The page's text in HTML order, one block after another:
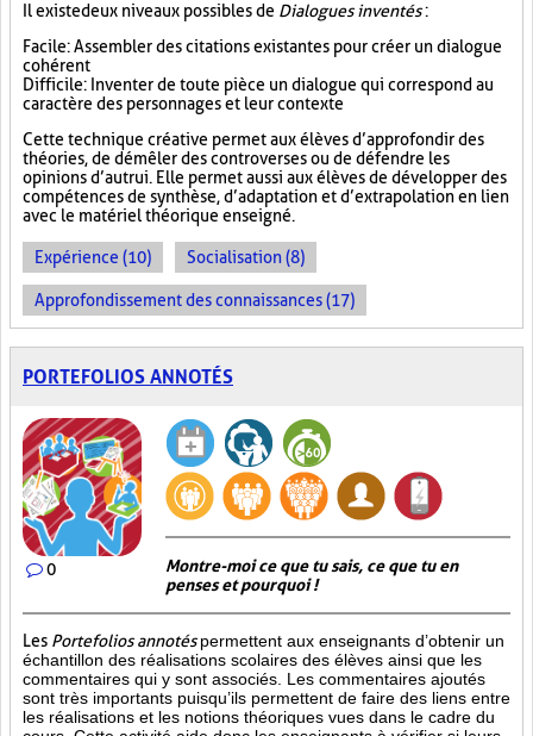
Il existe deux niveaux possibles de Dialogues inventés:
Facile : Assembler des citations existantes pour créer un dialogue
cohérent
Difficile : Inventer de toute pièce un dialogue qui correspond au
caractère des personnages et leur contexte
Cette technique créative permet aux élèves d’approfondir des
théories, de démêler des controverses ou de défendre les
opinions d’autrui. Elle permet aussi aux élèves de développer des
compétences de synthèse, d’adaptation et d’extrapolation en lien
avec le matériel théorique enseigné.
Expérience (10) Socialisation (8)
Approfondissement des connaissances (17)
PORTEFOLIOS ANNOTÉS
0
Montre-moi ce que tu sais, ce que tu en
penses et pourquoi !
Les Portefolios annotés permettent aux enseignants d’obtenir un
échantillon des réalisations scolaires des élèves ainsi que les
commentaires qui y sont associés. Les commentaires ajoutés
sont très importants puisqu’ils permettent de faire des liens entre
les réalisations et les notions théoriques vues dans le cadre du